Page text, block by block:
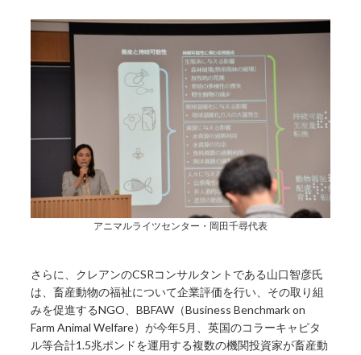
アニマルライツセンター・岡田千尋代表
さらに、クレアンのCSRコンサルタントである山口智彦氏
は、畜産動物の福祉について企業評価を行い、その取り組
みを促進するNGO、BBFAW（Business Benchmark on
Farm Animal Welfare）が今年5月、英国のコラーキャピタ
ル等合計1.5兆ポンドを運用する複数の機関投資家が畜産動